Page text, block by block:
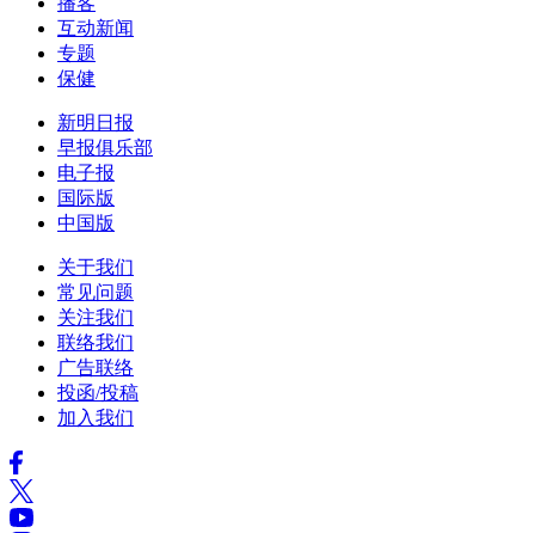
互动新闻
专题
保健
新明日报
早报俱乐部
电子报
国际版
中国版
关于我们
常见问题
关注我们
联络我们
广告联络
投函/投稿
加入我们